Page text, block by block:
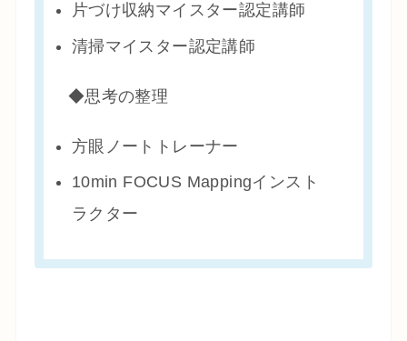
片づけ収納マイスター認定講師
清掃マイスター認定講師
◆思考の整理
方眼ノートトレーナー
10min FOCUS Mappingインスト
ラクター